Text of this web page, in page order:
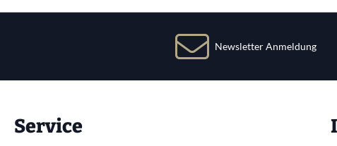
Newsletter Anmeldung
Service